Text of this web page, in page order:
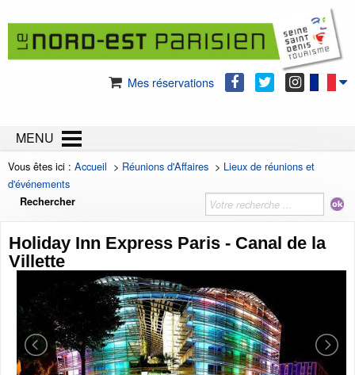
Mes réservations
MENU
Vous êtes ici : Accueil > Réunions d'Affaires > Lieux de réunions et
d'événements
Rechercher
Holiday Inn Express Paris - Canal de la
Villette